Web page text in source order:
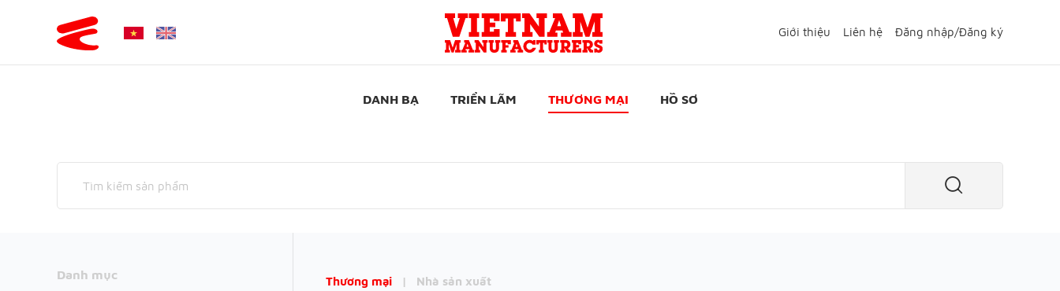
Giới thiệu Liên hệ Đăng nhập/Đăng ký
DANH BẠ TRIỂN LÃM THƯƠNG MẠI HỒ SƠ
Danh mục Thương mại | Nhà sản xuất